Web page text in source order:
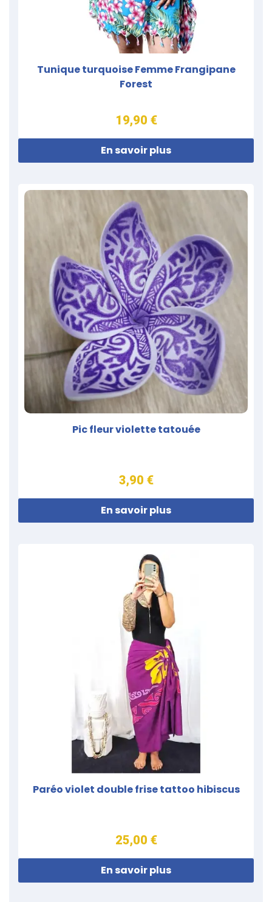
Tunique turquoise Femme Frangipane
Forest
19,90 €
En savoir plus
Pic fleur violette tatouée
3,90 €
En savoir plus
Paréo violet double frise tattoo hibiscus
25,00 €
En savoir plus